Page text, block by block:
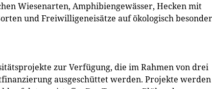
Wiesenarten, Amphibiengewässer, Hecken mit
und Freiwilligeneisätze auf ökologisch
zur Verfügung, die im Rahmen von drei
ausgeschüttet werden. Projekte werden